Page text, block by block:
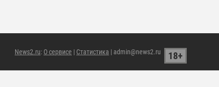
News2.ru: О сервисе | Статистика | admin@news2.ru 18+